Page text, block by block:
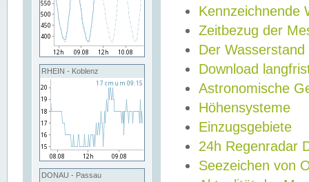
RHEIN - Koblenz
DONAU - Passau
Kennzeichnende
Zeitbezug der
Der Wasserstand
Download
Astronomische
Höhensysteme
Einzugsgebiete
24h Regenradar
Seezeichen von